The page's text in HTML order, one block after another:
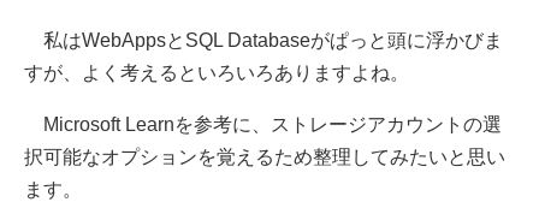
私はWebAppsとSQL Databaseがぱっと頭に浮かびま
すが、よく考えるといろいろありますよね。
Microsoft Learnを参考に、ストレージアカウントの選
択可能なオプションを覚えるため整理してみたいと思い
ます。